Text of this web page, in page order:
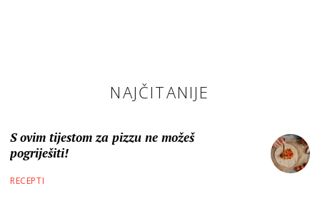
NAJČITANIJE
S ovim tijestom za pizzu ne možeš
pogriješiti!
RECEPTI